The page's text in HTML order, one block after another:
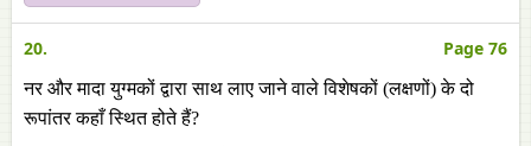
20. Page 76
नर और मादा युग्मकों द्वारा साथ लाए जाने वाले विशेषकों (लक्षणों) के दो
रूपांतर कहाँ स्थित होते हैं?